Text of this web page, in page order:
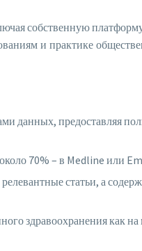
собственную
и практике
данных, предоставляя
70% – в Medline или
статьи, а
здравоохранения как